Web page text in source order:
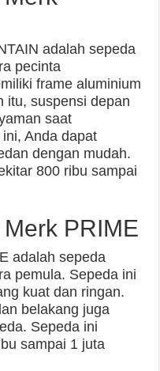
adalah sepeda
pecinta
frame aluminium
itu, suspensi depan
saat
Anda dapat
dengan mudah.
800 ribu sampai
PRIME
adalah sepeda
pemula. Sepeda ini
kuat dan ringan.
belakang juga
Sepeda ini
sampai 1 juta